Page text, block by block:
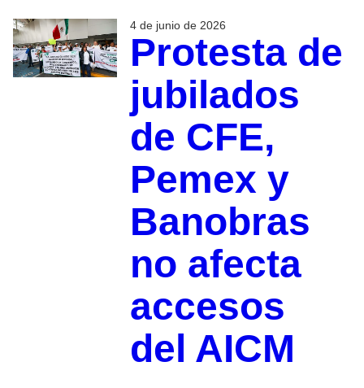
4 de junio de 2026
Protesta de
jubilados
de CFE,
Pemex y
Banobras
no afecta
accesos
del AICM